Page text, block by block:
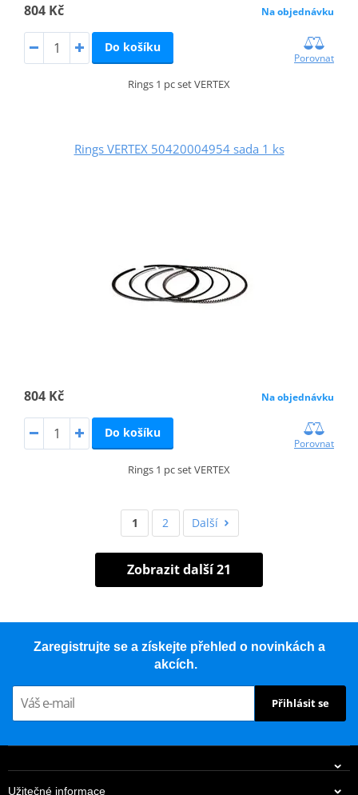
804 Kč Na objednávku
Do košíku
Porovnat
Rings 1 pc set VERTEX
Rings VERTEX 50420004954 sada 1 ks
804 Kč Na objednávku
Do košíku
Porovnat
Rings 1 pc set VERTEX
1 2 Další
Zobrazit další 21
Zaregistrujte se a získejte přehled o novinkách a
akcích.
Přihlásit se
Užitečné informace